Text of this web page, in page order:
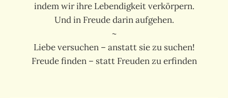
indem wir ihre Lebendigkeit verkörpern.
Und in Freude darin aufgehen.
~
Liebe versuchen – anstatt sie zu suchen!
Freude finden – statt Freuden zu erfinden